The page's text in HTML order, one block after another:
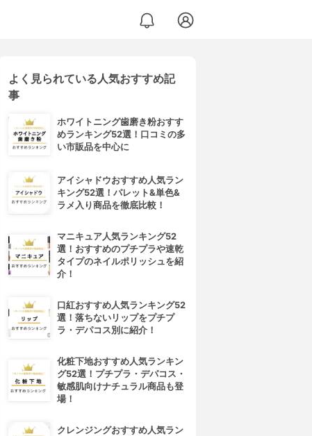
よく見られている人気おすすめ記
事
ホワイトニング歯磨き粉おすす
めランキング52選！口コミの多
い市販品を中心に
アイシャドウおすすめ人気ラン
キング52選！パレット&単色&
ラメ入り商品を徹底比較！
マニキュア人気ランキング52
選！おすすめのプチプラや速乾
タイプのネイルポリッシュを紹
介！
口紅おすすめ人気ランキング52
選！落ちないリップをプチプ
ラ・デパコス別に紹介！
化粧下地おすすめ人気ランキン
グ52選！プチプラ・デパコス・
敏感肌向けナチュラル商品も登
場！
クレンジングおすすめ人気ラン